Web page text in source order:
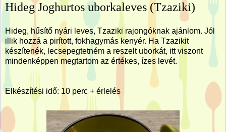
Hideg Joghurtos uborkaleves (Tzaziki)
Hideg, hűsítő nyári leves, Tzaziki rajongóknak ajánlom. Jól
illik hozzá a pirított, fokhagymás kenyér. Ha Tzazikit
készítenék, lecsepegtetném a reszelt uborkát, itt viszont
mindenképpen megtartom az értékes, ízes levét.
Elkészítési idő: 10 perc + érlelés